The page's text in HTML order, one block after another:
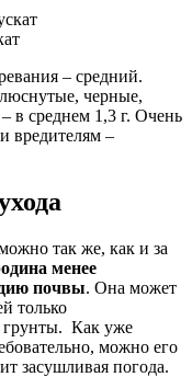
– средний.
черные,
в среднем 1,3 г. Очень
вредителям –
так же, как и за
менее
почвы. Она может
только
грунты. Как уже
можно его
засушливая погода.